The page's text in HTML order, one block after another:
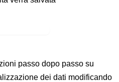
passo dopo passo su
dei dati modificando